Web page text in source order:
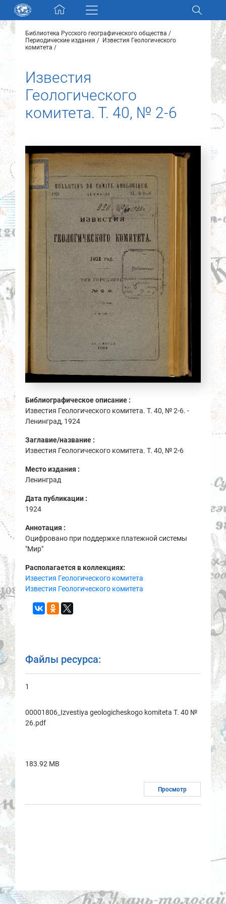
Skip navigation
Разделы и коллекции
Новости
О нас
Контакты
Партнеры
Библиотека Русского географического общества
Периодические издания
Известия Геологического
комитета
Известия
Геологического
комитета. Т. 40, № 2-6
Библиографическое описание :
Известия Геологического комитета. Т. 40, № 2-6. -
Ленинград, 1924
Заглавие/название :
Известия Геологического комитета. Т. 40, № 2-6
Место издания :
Ленинград
Дата публикации :
1924
Аннотация :
Оцифровано при поддержке платежной системы
"Мир"
Располагается в коллекциях:
Известия Геологического комитета
Известия Геологического комитета
Файлы ресурса:
1
00001806_Izvestiya geologicheskogo komitetа T. 40 №
26.pdf
183.92 MB
Просмотр